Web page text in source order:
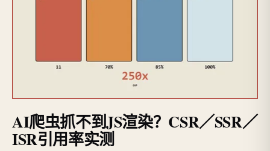
AI爬虫抓不到JS渲染？CSR／SSR／
ISR引用率实测